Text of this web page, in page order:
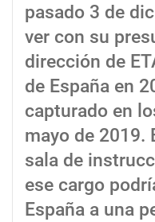
pasado 3 de
ver con su
dirección de
de España en
capturado en
mayo de 2019.
sala de
ese cargo
España a una